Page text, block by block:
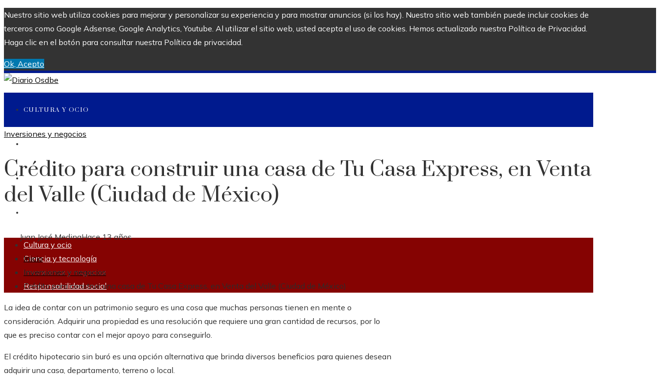
Nuestro sitio web utiliza cookies para mejorar y personalizar su experiencia y para mostrar anuncios (si los hay). Nuestro sitio web también puede incluir cookies de
terceros como Google Adsense, Google Analytics, Youtube. Al utilizar el sitio web, usted acepta el uso de cookies. Hemos actualizado nuestra Política de Privacidad.
Haga clic en el botón para consultar nuestra Política de privacidad.
Ok, Acepto
CULTURA Y OCIO
INVERSIONES Y NEGOCIOS
Cultura y ocio
Ciencia y tecnología
Inversiones y negocios
Responsabilidad social
Inversiones y negocios
Crédito para construir una casa de Tu Casa Express, en Venta
del Valle (Ciudad de México)
Juan José MedinaHace 13 años
Inicio
Inversiones y negocios
Crédito para construir una casa de Tu Casa Express, en Venta del Valle (Ciudad de México)
La idea de contar con un patrimonio seguro es una cosa que muchas personas tienen en mente o
consideración. Adquirir una propiedad es una resolución que requiere una gran cantidad de recursos, por lo
que es preciso contar con el mejor apoyo para conseguirlo.
El crédito hipotecario sin buró es una opción alternativa que brinda diversos beneficios para quienes desean
adquirir una casa, departamento, terreno o local.